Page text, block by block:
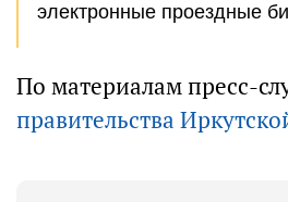
электронные проездные
По материалам пресс-
правительства